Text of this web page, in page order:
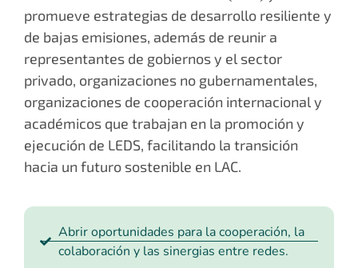
promueve estrategias de desarrollo resiliente y
de bajas emisiones, además de reunir a
representantes de gobiernos y el sector
privado, organizaciones no gubernamentales,
organizaciones de cooperación internacional y
académicos que trabajan en la promoción y
ejecución de LEDS, facilitando la transición
hacia un futuro sostenible en LAC.
Abrir oportunidades para la cooperación, la
colaboración y las sinergias entre redes.